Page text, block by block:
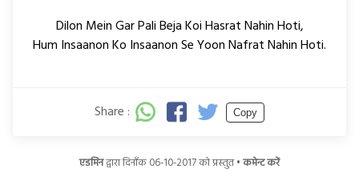
Dilon Mein Gar Pali Beja Koi Hasrat Nahin Hoti,
Hum Insaanon Ko Insaanon Se Yoon Nafrat Nahin Hoti.
Share : Copy
एडमिनद्वारा दिनाँक 06-10-2017 को प्रस्तुत •कमेन्ट करें